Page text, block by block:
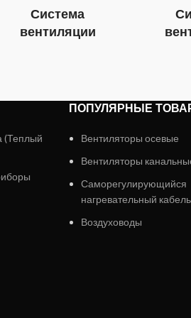
Система
вентиляции
(Теплый
ПОПУЛЯРНЫЕ
Вентиляторы осевые
Вентиляторы
Саморегулирующийся
нагревательный кабель
Воздуховоды